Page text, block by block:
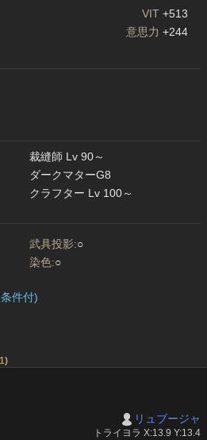
VIT +513
意思力 +244
裁縫師 Lv 90～
ダークマターG8
クラフター Lv 100～
武具投影:○
染色:○
件付)
)
リュブージャ
トライヨラ X:13.9 Y:13.4